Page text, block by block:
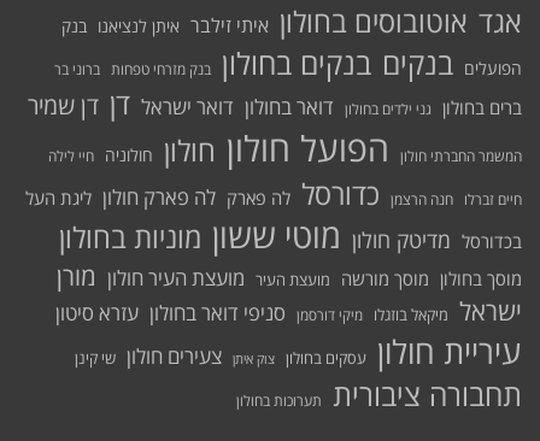
אגד אוטובוסים בחולון איתי זילבר איתן לנציאנו בנק
הפועלים בנקים בנקים בחולון בנק מזרחי טפחות ברוני בר
ברים בחולון גני ילדים בחולון דואר בחולון דואר ישראל דן דן שמיר
המשמר החברתי חולון הפועל חולון חולון חולוניה חיי לילה
חיים זברלו חנה הרצמן כדורסל לה פארק לה פארק חולון ליגת העל
בכדורסל מדיטק חולון מוטי ששון מוניות בחולון
מוסך בחולון מוסך מורשה מועצת העיר מועצת העיר חולון מורן
ישראל מיקאל בוזגלו מיקי דורסמן סניפי דואר בחולון עזרא סיטון
עיריית חולון עסקים בחולון צוק איתן צעירים חולון שי קינן
תחבורה ציבורית תערוכות בחולון